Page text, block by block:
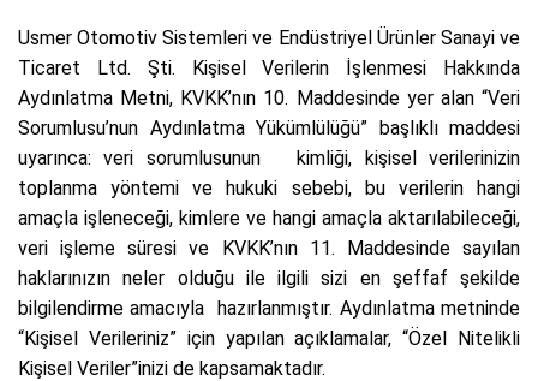
Usmer Otomotiv Sistemleri ve Endüstriyel Ürünler Sanayi ve
Ticaret Ltd. Şti. Kişisel Verilerin İşlenmesi Hakkında
Aydınlatma Metni, KVKK’nın 10. Maddesinde yer alan “Veri
Sorumlusu’nun Aydınlatma Yükümlülüğü” başlıklı maddesi
uyarınca: veri sorumlusunun
kimliği, kişisel verilerinizin
toplanma yöntemi ve hukuki sebebi, bu verilerin hangi
amaçla işleneceği, kimlere ve hangi amaçla aktarılabileceği,
veri işleme süresi ve KVKK’nın 11. Maddesinde sayılan
haklarınızın neler olduğu ile ilgili sizi en şeffaf şekilde
bilgilendirme amacıyla hazırlanmıştır. Aydınlatma metninde
“Kişisel Verileriniz” için yapılan açıklamalar, “Özel Nitelikli
Kişisel Veriler”inizi de kapsamaktadır.